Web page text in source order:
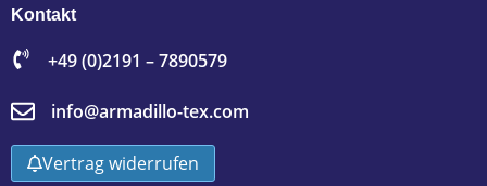
Kontakt
+49 (0)2191 – 7890579
info@armadillo-tex.com
Vertrag widerrufen